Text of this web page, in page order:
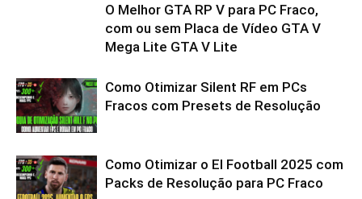
O Melhor GTA RP V para PC Fraco,
com ou sem Placa de Vídeo GTA V
Mega Lite GTA V Lite
Como Otimizar Silent RF em PCs
Fracos com Presets de Resolução
Como Otimizar o El Football 2025 com
Packs de Resolução para PC Fraco